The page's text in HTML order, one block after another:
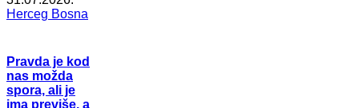
Herceg Bosna
Pravda je kod
nas možda
spora, ali je
ima previše, a